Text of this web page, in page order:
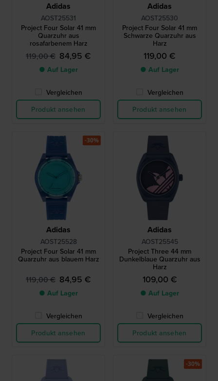
Adidas
AOST25531
Project Four Solar 41 mm
Quarzuhr aus
rosafarbenem Harz
119,00 € 84,95 €
● Auf Lager
Vergleichen
Produkt ansehen
Adidas
AOST25530
Project Four Solar 41 mm
Schwarze Quarzuhr aus
Harz
119,00 €
● Auf Lager
Vergleichen
Produkt ansehen
Adidas
AOST25528
Project Four Solar 41 mm
Quarzuhr aus blauem Harz
119,00 € 84,95 €
● Auf Lager
Vergleichen
Produkt ansehen
-30%
Adidas
AOST25545
Project Three 44 mm
Dunkelblaue Quarzuhr aus
Harz
109,00 €
● Auf Lager
Vergleichen
Produkt ansehen
-30%